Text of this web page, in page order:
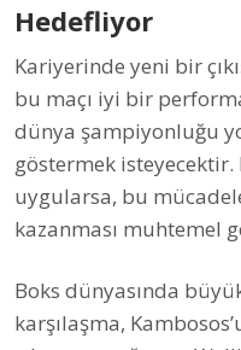
Hedefliyor
Kariyerinde yeni bir
bu maçı iyi bir
dünya şampiyonluğu
göstermek isteyecektir.
uygularsa, bu
kazanması muhtemel
Boks dünyasında
karşılaşma,